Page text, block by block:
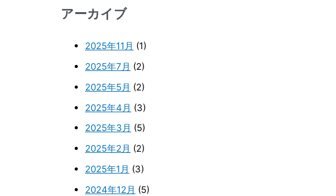
アーカイブ
2025年11月 (1)
2025年7月 (2)
2025年5月 (2)
2025年4月 (3)
2025年3月 (5)
2025年2月 (2)
2025年1月 (3)
2024年12月 (5)